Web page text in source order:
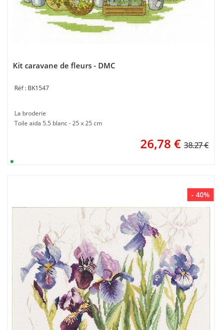
Kit caravane de fleurs - DMC
BK1547
La broderie
Toile aida 5.5 blanc - 25 x 25 cm
26,78 € 38.27 €
- 40%